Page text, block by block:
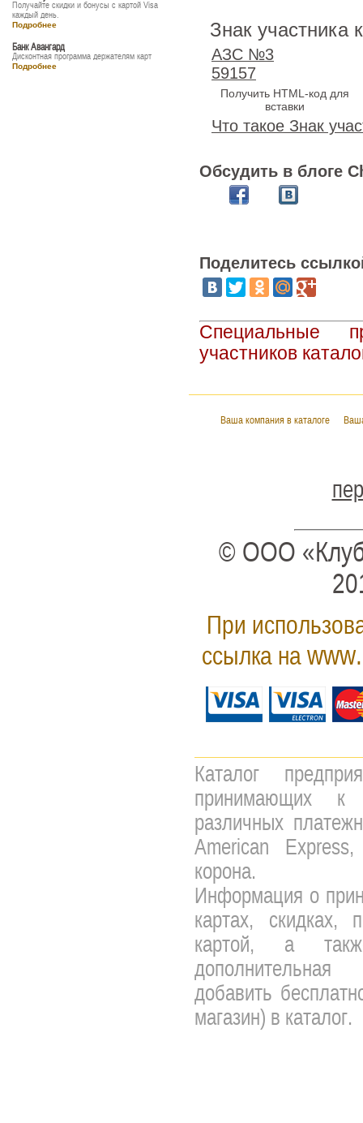
Получайте скидки и бонусы с картой Visa
каждый день.
Подробнее
Банк Авангард
Дисконтная программа держателям карт
Подробнее
Знак участника
АЗС №3
59157
Получить HTML-код для
вставки
Что такое Знак
Обсудить в блоге
Поделитесь
Специальные
участников
Ваша компания в каталоге
© ООО
При
ссылка на
Каталог
принимающих к
различных
American
корона.
Информация о
картах, скидках,
картой, а
добавить
магазин) в каталог.